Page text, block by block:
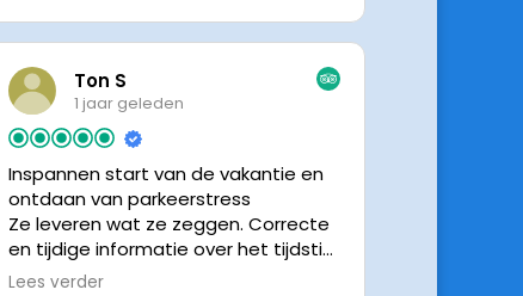
chauffeur wisten we precies waar de
chauffeur, met een prachtige auto
was het een comfortabele rit. Graag
tot de volgende de keer.
Ton S
1 jaar geleden
Inspannen start van de vakantie en
ontdaan van parkeerstress
Ze leveren wat ze zeggen. Correcte
en tijdige informatie over het tijdstip
van ophalen. Voldeed ook nu weer
Lees verder